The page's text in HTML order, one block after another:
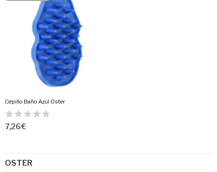
OSTER
Cepillo Baño Azul Oster
7,26 €